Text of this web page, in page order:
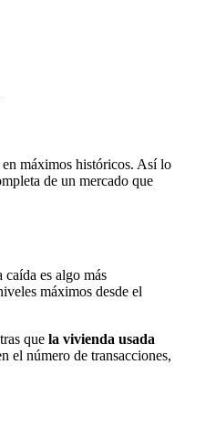
máximos históricos. Así lo
de un mercado que
caída es algo más
máximos desde el
quela vivienda usada
el número de transacciones,